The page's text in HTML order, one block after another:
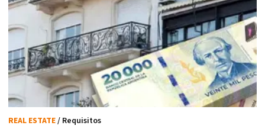
REAL ESTATE/ Requisitos